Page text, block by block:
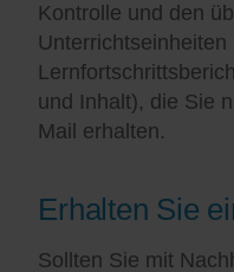
Kontrolle und den
und Inhalt), die Sie
Mail erhalten.
Erhalten Sie
Sollten Sie mit